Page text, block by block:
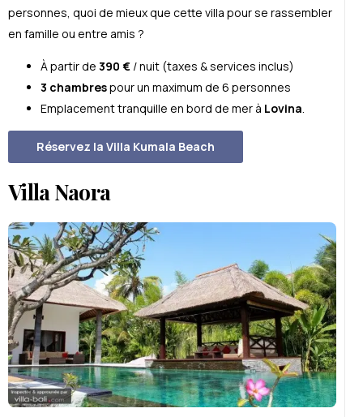
personnes, quoi de mieux que cette villa pour se rassembler
en famille ou entre amis ?
À partir de 390 € / nuit (taxes & services inclus)
3 chambrespour un maximum de 6 personnes
Emplacement tranquille en bord de mer à Lovina.
Réservez la Villa Kumala Beach
Villa Naora